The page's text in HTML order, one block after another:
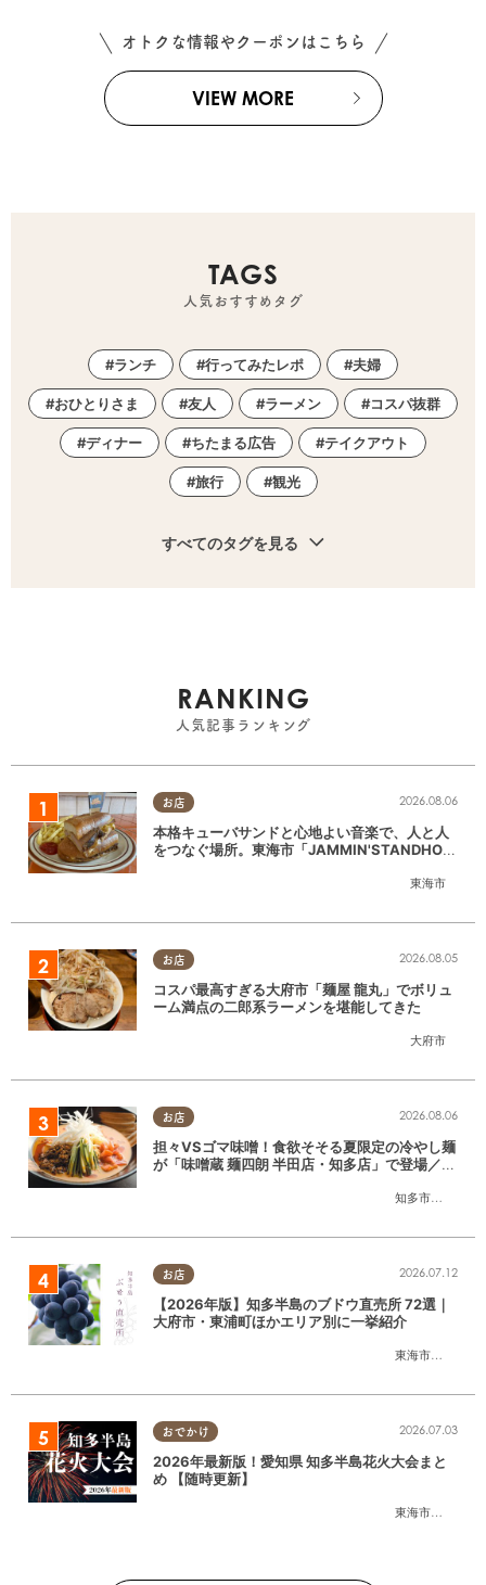
オトクな情報やクーポンはこちら
VIEW MORE
TAGS
人気おすすめタグ
ランチ 行ってみたレポ 夫婦
おひとりさま 友人 ラーメン コスパ抜群
ディナー ちたまる広告 テイクアウト
旅行 観光
すべてのタグを見る
RANKING
人気記事ランキング
お店
東海市
2026.08.06
本格キューバサンドと心地よい音楽で、人と人
をつなぐ場所。東海市「JAMMIN'STANDHOU
お店
大府市
2026.08.05
コスパ最高すぎる大府市「麺屋 龍丸」でボリュ
ーム満点の二郎系ラーメンを堪能してきた
お店
知多市
,半田市
2026.08.06
担々VSゴマ味噌！食欲そそる夏限定の冷やし麺
が「味噌蔵 麺四朗 半田店・知多店」で登場／ち
お店
東海市
,大府市
2026.07.12
【2026年版】知多半島のブドウ直売所 72選｜
大府市・東浦町ほかエリア別に一挙紹介
おでかけ
東海市
,大府市
2026.07.03
2026年最新版！愛知県 知多半島花火大会まと
め 【随時更新】